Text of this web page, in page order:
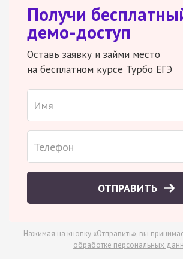
Получи
демо-доступ
Оставь заявку и займи место
на бесплатном курсе Турбо ЕГЭ
ОТПРАВИТЬ
Нажимая на кнопку «Отправить», вы
обработке персональных